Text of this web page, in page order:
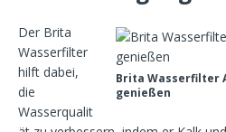
Brita Wasserfilter
genießen
Der Brita
Wasserfilter
hilft dabei,
die
Wasserqualit